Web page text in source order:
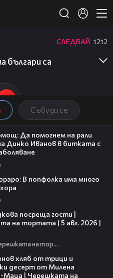
Събуди се
СЛЕДВАЙ 1212
са
Да помогнем на рали
Динко Иванов в битката с
В попфолка има много
посреща гости |
на тортата | 5 авг. 2026 |
Черешката на тортата
хляб от трици и
десерт от Милена
Маца | Черешката на